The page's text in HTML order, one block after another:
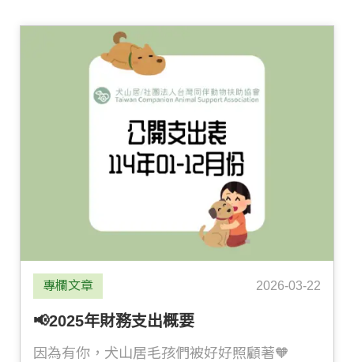
專欄文章 2026-03-22
📢2025年財務支出概要
因為有你，犬山居毛孩們被好好照顧著🧡